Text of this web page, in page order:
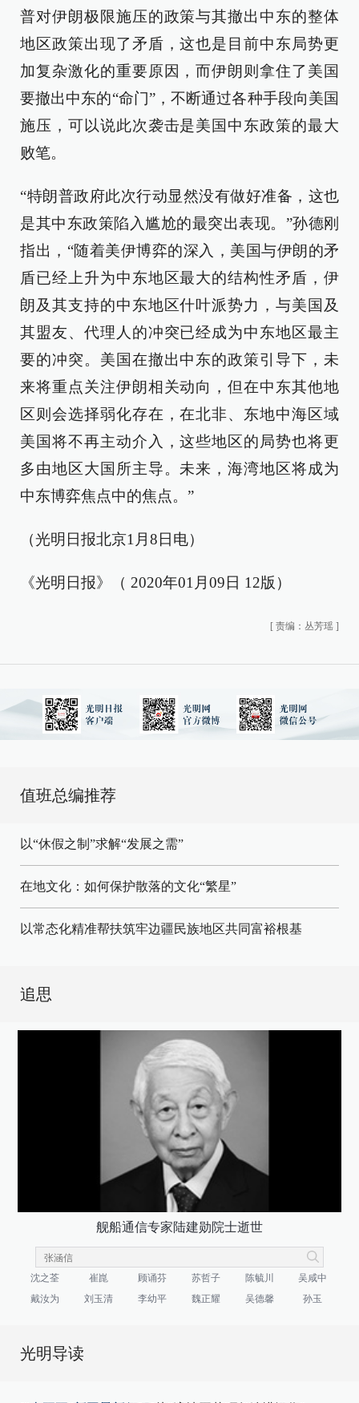
普对伊朗极限施压的政策与其撤出中东的整体
地区政策出现了矛盾，这也是目前中东局势更
加复杂激化的重要原因，而伊朗则拿住了美国
要撤出中东的“命门”，不断通过各种手段向美国
施压，可以说此次袭击是美国中东政策的最大
败笔。
“特朗普政府此次行动显然没有做好准备，这也
是其中东政策陷入尴尬的最突出表现。”孙德刚
指出，“随着美伊博弈的深入，美国与伊朗的矛
盾已经上升为中东地区最大的结构性矛盾，伊
朗及其支持的中东地区什叶派势力，与美国及
其盟友、代理人的冲突已经成为中东地区最主
要的冲突。美国在撤出中东的政策引导下，未
来将重点关注伊朗相关动向，但在中东其他地
区则会选择弱化存在，在北非、东地中海区域
美国将不再主动介入，这些地区的局势也将更
多由地区大国所主导。未来，海湾地区将成为
中东博弈焦点中的焦点。”
（光明日报北京1月8日电）
《光明日报》（ 2020年01月09日 12版）
[ 责编：丛芳瑶 ]
值班总编推荐
以“休假之制”求解“发展之需”
在地文化：如何保护散落的文化“繁星”
以常态化精准帮扶筑牢边疆民族地区共同富裕根基
追思
舰船通信专家陆建勋院士逝世
沈之荃 崔崑 顾诵芬 苏哲子 陈毓川
吴咸中
戴汝为
刘玉清 李幼平 魏正耀 吴德馨 孙玉
光明导读